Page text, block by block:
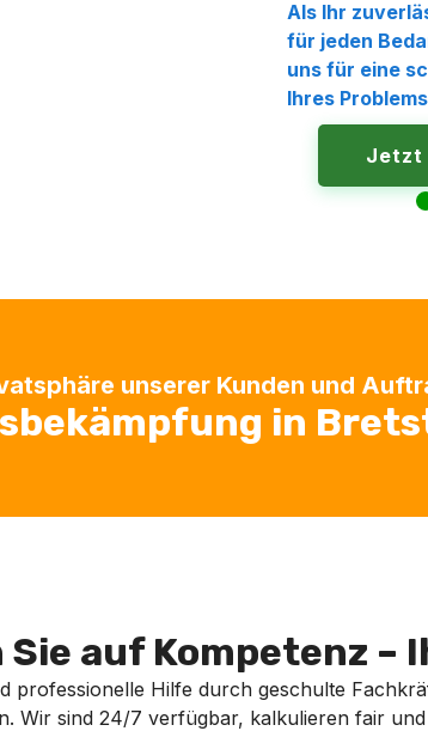
Als Ihr
für jeden
uns für eine
Ihres
Jetzt
unserer Kunden und
in
auf Kompetenz
professionelle Hilfe durch geschulte
Wir sind 24/7 verfügbar, kalkulieren fair